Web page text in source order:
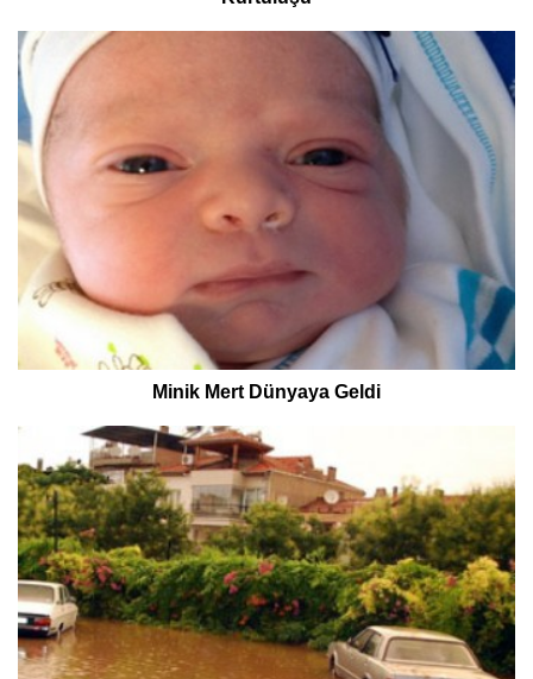
Minik Mert Dünyaya Geldi